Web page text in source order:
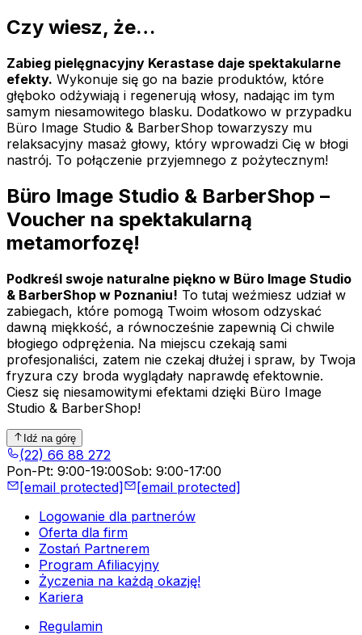
Czy wiesz, że…
Zabieg pielęgnacyjny Kerastase daje spektakularne
efekty. Wykonuje się go na bazie produktów, które
głęboko odżywiają i regenerują włosy, nadając im tym
samym niesamowitego blasku. Dodatkowo w przypadku
Büro Image Studio & BarberShop towarzyszy mu
relaksacyjny masaż głowy, który wprowadzi Cię w błogi
nastrój. To połączenie przyjemnego z pożytecznym!
Büro Image Studio & BarberShop –
Voucher na spektakularną
metamorfozę!
Podkreśl swoje naturalne piękno w Büro Image Studio
& BarberShop w Poznaniu! To tutaj weźmiesz udział w
zabiegach, które pomogą Twoim włosom odzyskać
dawną miękkość, a równocześnie zapewnią Ci chwile
błogiego odprężenia. Na miejscu czekają sami
profesjonaliści, zatem nie czekaj dłużej i spraw, by Twoja
fryzura czy broda wyglądały naprawdę efektownie.
Ciesz się niesamowitymi efektami dzięki Büro Image
Studio & BarberShop!
Idź na górę
(22) 66 88 272
Pon-Pt: 9:00-19:00Sob: 9:00-17:00
[email protected]
[email protected]
Logowanie dla partnerów
Oferta dla firm
Zostań Partnerem
Program Afiliacyjny
Życzenia na każdą okazję!
Kariera
Regulamin